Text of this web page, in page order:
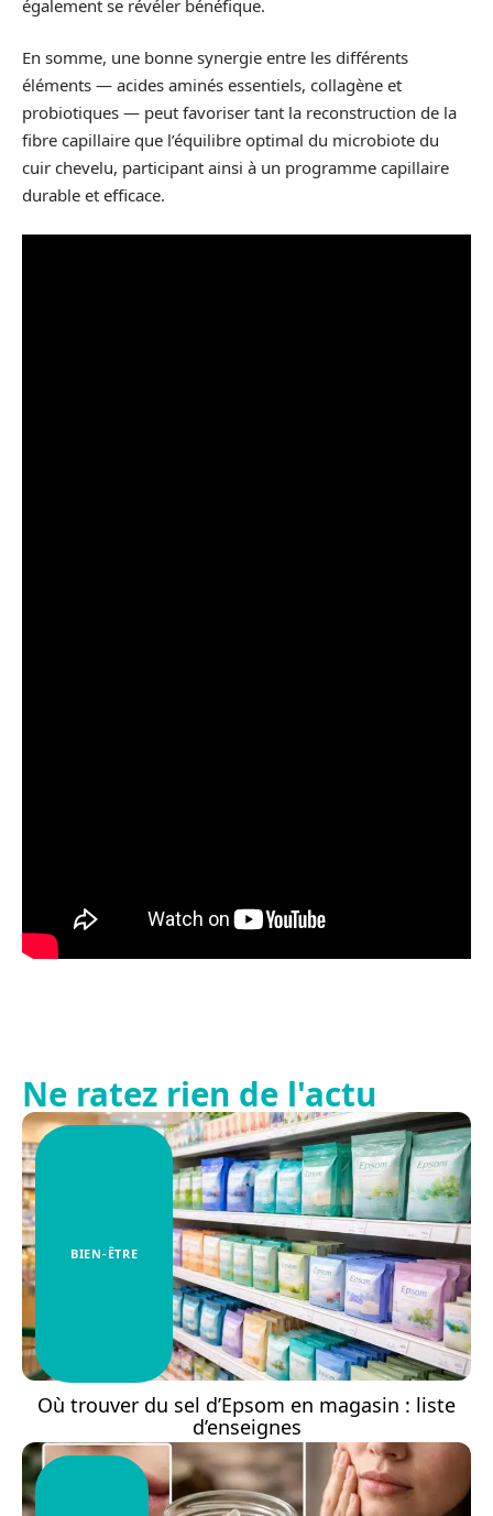
également se révéler bénéfique.
En somme, une bonne synergie entre les différents
éléments — acides aminés essentiels, collagène et
probiotiques — peut favoriser tant la reconstruction de la
fibre capillaire que l’équilibre optimal du microbiote du
cuir chevelu, participant ainsi à un programme capillaire
durable et efficace.
Ne ratez rien de l'actu
BIEN-ÊTRE
Où trouver du sel d’Epsom en magasin : liste
d’enseignes